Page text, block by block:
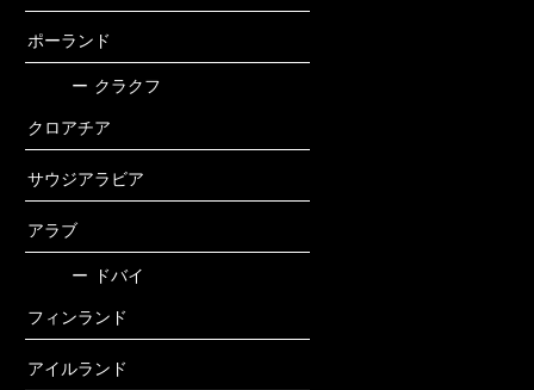
ポーランド
ー クラクフ
クロアチア
サウジアラビア
アラブ
ー ドバイ
フィンランド
アイルランド